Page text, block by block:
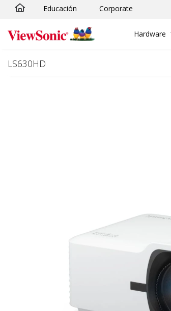
Skip to main content
Educación Corporate
Hardware
LS630HD